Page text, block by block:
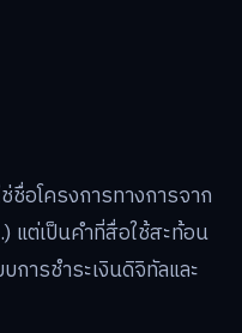
ชื่อโครงการทางการจาก
แต่เป็นคำที่สื่อใช้สะท้อน
ารชำระเงินดิจิทัลและ